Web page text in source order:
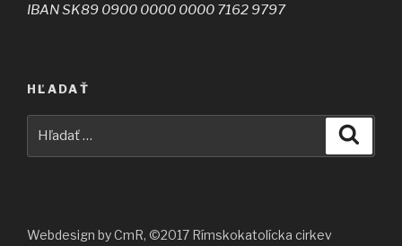
IBAN SK89 0900 0000 0000 7162 9797
HĽADAŤ
Webdesign by CmR, ©2017 Rímskokatolícka cirkev